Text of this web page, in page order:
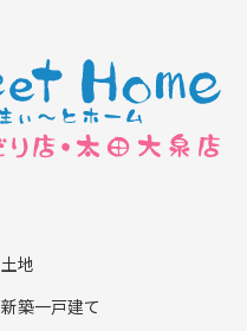
土地
新築一戸建て